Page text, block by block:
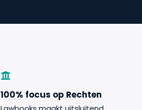
100% focus op Rechten